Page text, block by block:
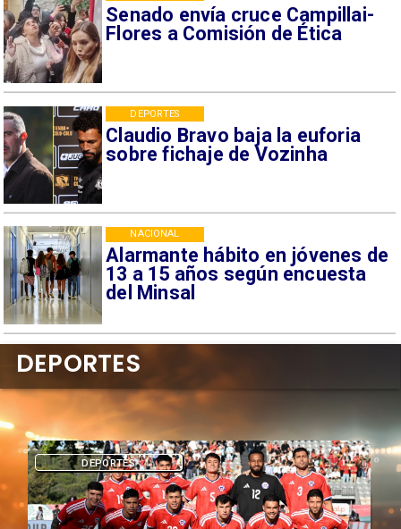
Senado envía cruce Campillai-
Flores a Comisión de Ética
Claudio Bravo baja la euforia
sobre fichaje de Vozinha
DEPORTES
Alarmante hábito en jóvenes de
13 a 15 años según encuesta
del Minsal
NACIONAL
DEPORTES
DEPORTES